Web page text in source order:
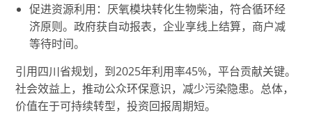
促进资源利用：厌氧模块转化生物柴油，符合循环经
济原则。政府获自动报表，企业享线上结算，商户减
等待时间。
引用四川省规划，到2025年利用率45%，平台贡献关键。
社会效益上，推动公众环保意识，减少污染隐患。总体，
价值在于可持续转型，投资回报周期短。